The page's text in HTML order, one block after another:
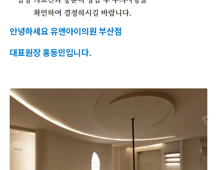
안녕하세요 유앤아이의원 부산점
대표원장 홍동민입니다.